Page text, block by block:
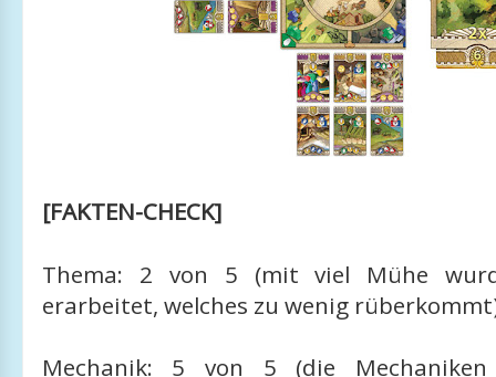
[FAKTEN-CHECK]
Thema: 2 von 5 (mit viel Mühe
erarbeitet, welches zu wenig
Mechanik: 5 von 5 (die